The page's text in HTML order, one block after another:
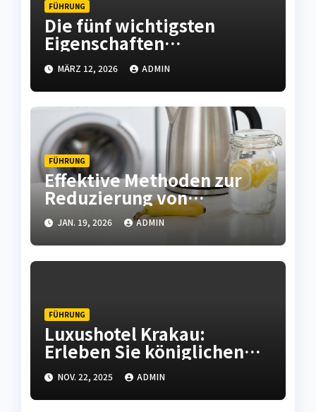
FÜHRUNG
Die fünf wichtigsten
Eigenschaften
hochwertiger
Leiterplatten
MÄRZ 12, 2026 ADMIN
FÜHRUNG
Effektive Methoden zur
Reduzierung von
Kalkablagerungen in
Haushaltsgeräten
JAN. 19, 2026 ADMIN
FÜHRUNG
Luxushotel Krakau:
Erleben Sie königlichen
Komfort in der polnischen
Kulturhauptstadt
NOV. 22, 2025 ADMIN